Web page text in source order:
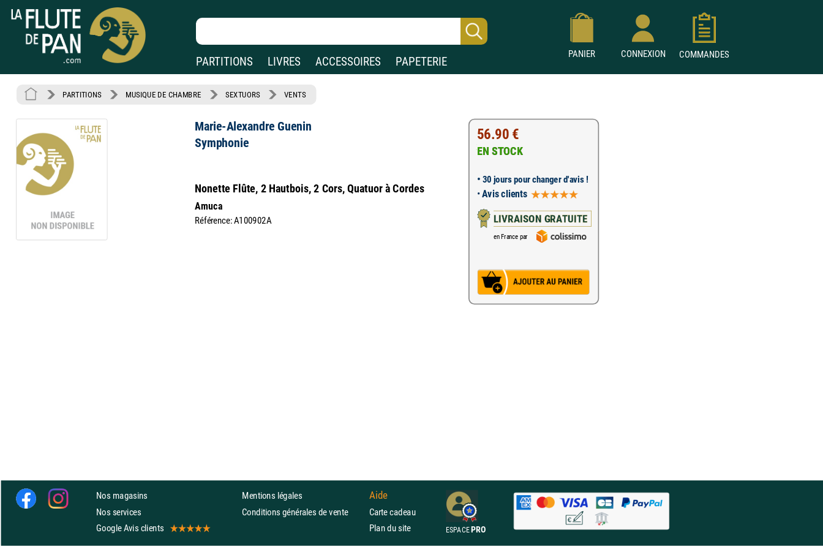
PARTITIONS LIVRES ACCESSOIRES PAPETERIE
PANIER CONNEXION COMMANDES
PARTITIONS MUSIQUE DE CHAMBRE SEXTUORS VENTS
Marie-Alexandre Guenin
Symphonie
Nonette Flûte, 2 Hautbois, 2 Cors, Quatuor à Cordes
Amuca
Référence: A100902A
56.90 €
EN STOCK
• 30 jours pour changer d'avis !
•Avis clients
LIVRAISON GRATUITE
en France par
Nos magasins
Nos services
Google Avis clients
Mentions légales
Conditions générales de vente
Aide
Carte cadeau
Plan du site
ESPACEPRO